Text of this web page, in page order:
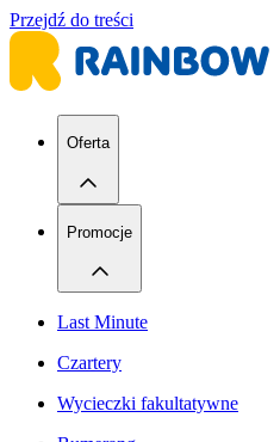
Przejdź do treści
Oferta
Promocje
Last Minute
Czartery
Wycieczki fakultatywne